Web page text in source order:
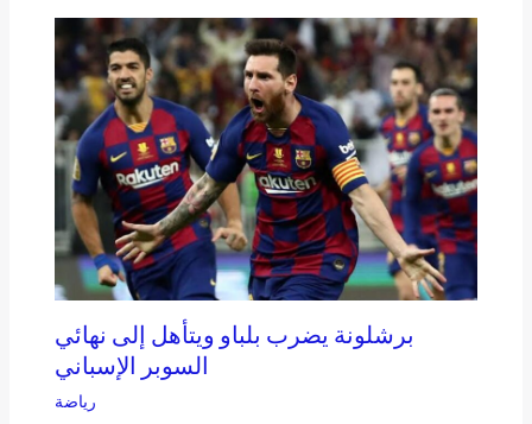
برشلونة يضرب بلباو ويتأهل إلى نهائي
السوبر الإسباني
رياضة